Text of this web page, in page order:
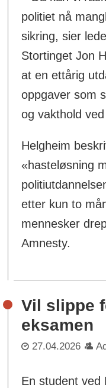
politiet nå
sikring, sier
Stortinget Jon
at en ettårig
oppgaver som
og vakthold
Helgheim
«hasteløsning
etter kun to
mennesker
Amnesty.
Vil slippe
eksamen
27.04.2026
En student ved